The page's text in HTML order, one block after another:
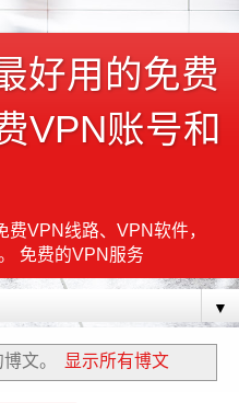
好用的免费
VPN账号和
VPN线路、VPN软件，
免费的VPN服务
▼
文。 显示所有博文